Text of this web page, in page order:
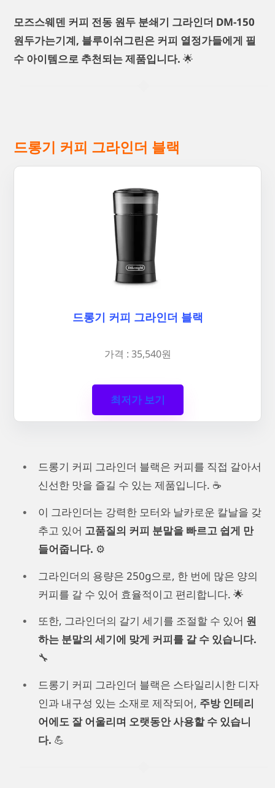
모즈스웨덴 커피 전동 원두 분쇄기 그라인더 DM-150
원두가는기계, 블루이쉬그린은 커피 열정가들에게 필
수 아이템으로 추천되는 제품입니다. 🌟
드롱기 커피 그라인더 블랙
드롱기 커피 그라인더 블랙
가격 : 35,540원
최저가 보기
드롱기 커피 그라인더 블랙은 커피를 직접 갈아서
신선한 맛을 즐길 수 있는 제품입니다. ☕️
이 그라인더는 강력한 모터와 날카로운 칼날을 갖
추고 있어 고품질의 커피 분말을 빠르고 쉽게 만
들어줍니다. ⚙️
그라인더의 용량은 250g으로, 한 번에 많은 양의
커피를 갈 수 있어 효율적이고 편리합니다. 🌟
또한, 그라인더의 갈기 세기를 조절할 수 있어 원
하는 분말의 세기에 맞게 커피를 갈 수 있습니다.
🔧
드롱기 커피 그라인더 블랙은 스타일리시한 디자
인과 내구성 있는 소재로 제작되어, 주방 인테리
어에도 잘 어울리며 오랫동안 사용할 수 있습니
다. 💪